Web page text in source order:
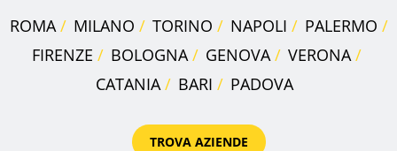
ROMA MILANO TORINO NAPOLI
PALERMO
FIRENZE
BOLOGNA GENOVA
VERONA
CATANIA
BARI PADOVA
TROVA AZIENDE